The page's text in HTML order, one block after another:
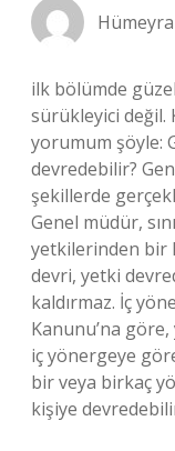
Hümeyra
ilk bölümde
sürükleyici değil.
yorumum şöyle:
devredebilir?
şekillerde
Genel müdür,
yetkilerinden bir
devri, yetki
kaldırmaz. İç
Kanunu’na
iç yönergeye
bir veya birkaç
kişiye